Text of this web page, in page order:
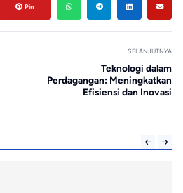
Pin
SELANJUTNYA
Teknologi dalam
Perdagangan: Meningkatkan
Efisiensi dan Inovasi